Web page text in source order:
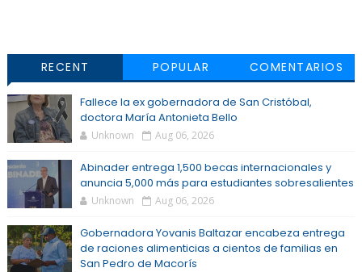
RECENT POPULAR COMENTARIOS
Fallece la ex gobernadora de San Cristóbal,
doctora María Antonieta Bello
Unknown Aug 06, 2026
Abinader entrega 1,500 becas internacionales y
anuncia 5,000 más para estudiantes sobresalientes
Unknown Aug 06, 2026
Gobernadora Yovanis Baltazar encabeza entrega
de raciones alimenticias a cientos de familias en
San Pedro de Macorís